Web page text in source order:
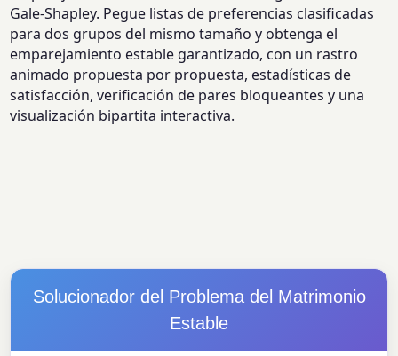
Gale-Shapley. Pegue listas de preferencias clasificadas
para dos grupos del mismo tamaño y obtenga el
emparejamiento estable garantizado, con un rastro
animado propuesta por propuesta, estadísticas de
satisfacción, verificación de pares bloqueantes y una
visualización bipartita interactiva.
Solucionador del Problema del Matrimonio
Estable